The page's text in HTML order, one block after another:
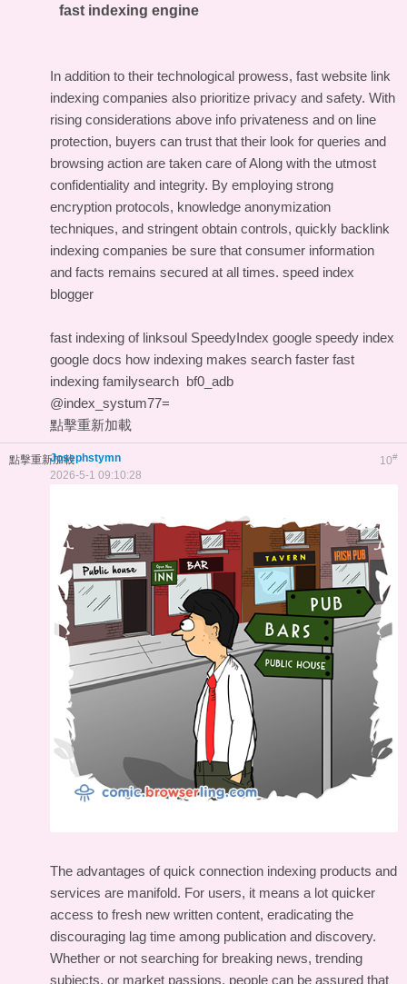
fast indexing engine
In addition to their technological prowess, fast website link
indexing companies also prioritize privacy and safety. With
rising considerations above info privateness and on line
protection, buyers can trust that their look for queries and
browsing action are taken care of Along with the utmost
confidentiality and integrity. By employing strong
encryption protocols, knowledge anonymization
techniques, and stringent obtain controls, quickly backlink
indexing companies be sure that consumer information
and facts remains secured at all times. speed index
blogger
fast indexing of linksoul SpeedyIndex google speedy index
google docs how indexing makes search faster fast
indexing familysearch bf0_adb
@index_systum77=
點擊重新加載
點擊重新加載 10#
Josephstymn
2026-5-1 09:10:28
The advantages of quick connection indexing products and
services are manifold. For users, it means a lot quicker
access to fresh new written content, eradicating the
discouraging lag time among publication and discovery.
Whether or not searching for breaking news, trending
subjects, or market passions, people can be assured that